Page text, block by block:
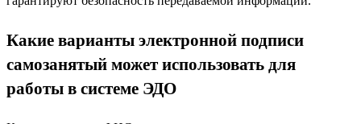
Какие варианты электронной подписи
самозанятый может использовать для
работы в системе ЭДО